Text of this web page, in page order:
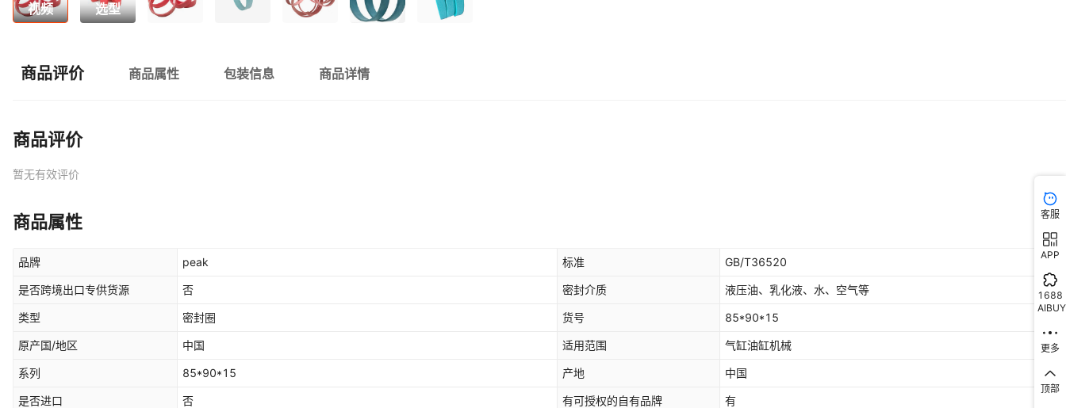
视频 选型
商品评价 商品属性 包装信息 商品详情
商品评价
暂无有效评价
商品属性
品牌 peak 标准 GB/T36520
是否跨境出口专供货源 否 密封介质 液压油、乳化液、水、空气等
类型 密封圈 货号 85*90*15
原产国/地区 中国 适用范围 气缸油缸机械
系列 85*90*15 产地 中国
是否进口 否 有可授权的自有品牌 有
客服
APP
1688
AIBUY
更多
顶部